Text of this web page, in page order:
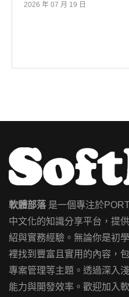
2026 年 07 月 19 日
軟體部落是一個專注於
中文化的知識分享平台，提
紹與實務經驗。無論你是初
裡找到豐富且實用的內容，
專案管理等主題。透過深入
能力與開發效率。歡迎加入